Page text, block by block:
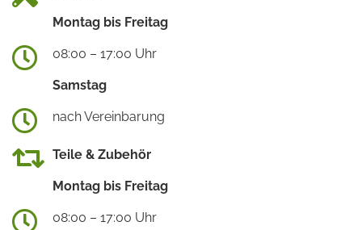
Montag bis Freitag
08:00 – 17:00 Uhr
Samstag
nach Vereinbarung
Teile & Zubehör
Montag bis Freitag
08:00 – 17:00 Uhr